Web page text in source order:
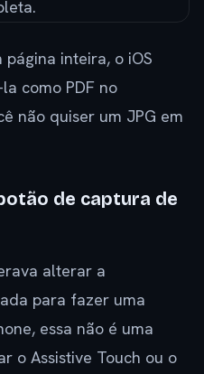
inteira, o iOS
como PDF no
não quiser um JPG em
de captura de
alterar a
para fazer uma
essa não é uma
o Assistive Touch ou o